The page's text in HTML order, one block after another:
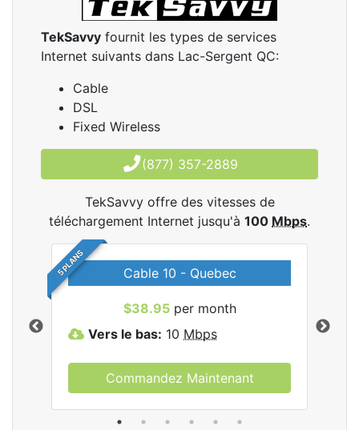
TekSavvy fournit les types de services
Internet suivants dans Lac-Sergent QC:
Cable
DSL
Fixed Wireless
(877) 357-2889
TekSavvy offre des vitesses de
téléchargement Internet jusqu'à 100 Mbps.
5 PLANS Cable 10 - Quebec
$38.95per month
Vers le bas: 10 Mbps
Commandez Maintenant